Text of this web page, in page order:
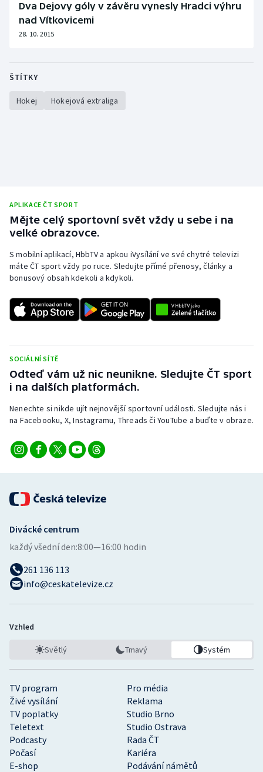
Dva Dejovy góly v závěru vynesly Hradci výhru
nad Vítkovicemi
28. 10. 2015
ŠTÍTKY
Hokej Hokejová extraliga
APLIKACE ČT SPORT
Mějte celý sportovní svět vždy u sebe i na
velké obrazovce.
S mobilní aplikací, HbbTV a apkou iVysílání ve své chytré televizi
máte ČT sport vždy po ruce. Sledujte přímé přenosy, články a
bonusový obsah kdekoli a kdykoli.
SOCIÁLNÍ SÍTĚ
Odteď vám už nic neunikne. Sledujte ČT sport
i na dalších platformách.
Nenechte si nikde ujít nejnovější sportovní události. Sledujte nás i
na Facebooku, X, Instagramu, Threads či YouTube a buďte v obraze.
TV program
Pro média
Živé vysílání
Reklama
TV poplatky
Studio Brno
Teletext
Studio Ostrava
Podcasty
Rada ČT
Počasí
Kariéra
E-shop
Podávání námětů
Divácké centrum
každý všední den:8:00—16:00 hodin
261 136 113
info@ceskatelevize.cz
Vzhled
Světlý Tmavý Systém